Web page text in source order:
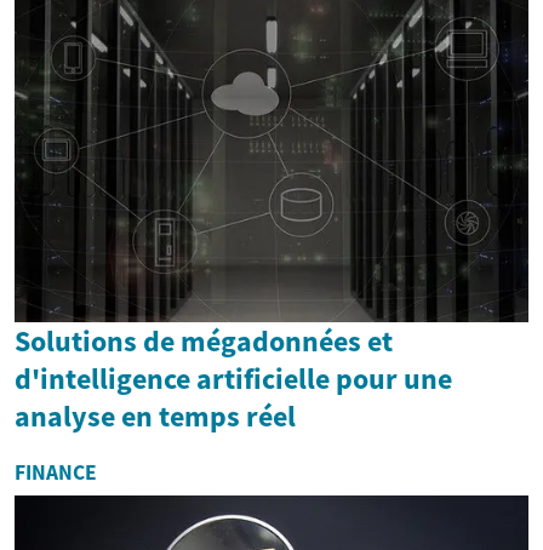
Solutions de mégadonnées et
d'intelligence artificielle pour une
analyse en temps réel
FINANCE